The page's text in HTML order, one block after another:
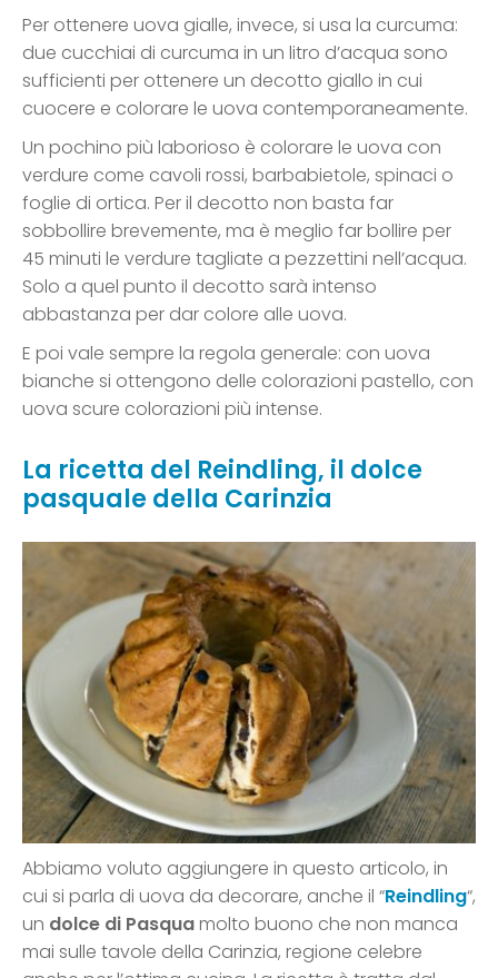
Per ottenere uova gialle, invece, si usa la curcuma:
due cucchiai di curcuma in un litro d’acqua sono
sufficienti per ottenere un decotto giallo in cui
cuocere e colorare le uova contemporaneamente.
Un pochino più laborioso è colorare le uova con
verdure come cavoli rossi, barbabietole, spinaci o
foglie di ortica. Per il decotto non basta far
sobbollire brevemente, ma è meglio far bollire per
45 minuti le verdure tagliate a pezzettini nell’acqua.
Solo a quel punto il decotto sarà intenso
abbastanza per dar colore alle uova.
E poi vale sempre la regola generale: con uova
bianche si ottengono delle colorazioni pastello, con
uova scure colorazioni più intense.
La ricetta del Reindling, il dolce
pasquale della Carinzia
Abbiamo voluto aggiungere in questo articolo, in
cui si parla di uova da decorare, anche il “Reindling“,
un dolce di Pasquamolto buono che non manca
mai sulle tavole della Carinzia, regione celebre